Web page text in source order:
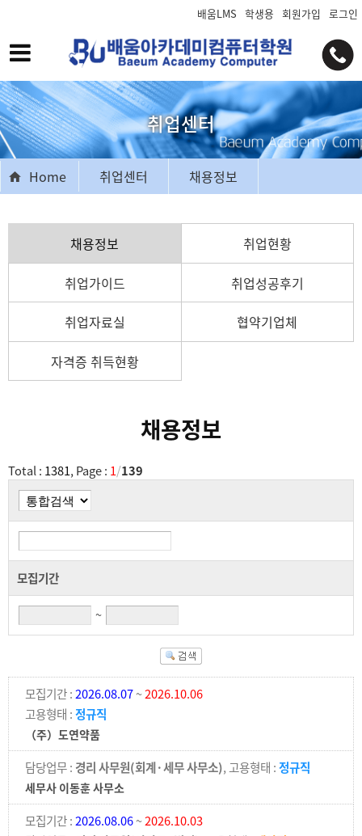
배움LMS 학생용 회원가입 로그인
취업센터
Home 취업센터 채용정보
채용정보 취업현황
취업가이드 취업성공후기
취업자료실 협약기업체
자격증 취득현황
채용정보
Total : 1381, Page : 1/139
모집기간
~
모집기간 :2026.08.07~2026.10.06
고용형태 :정규직
（주）도연약품
담당업무 : 경리 사무원(회계·세무 사무소), 고용형태 :정규직
세무사 이동훈 사무소
모집기간 :2026.08.06~2026.10.03